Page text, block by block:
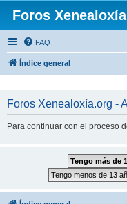
Foros
FAQ
Índice general
Foros Xenealoxía.org -
Para continuar con el proceso